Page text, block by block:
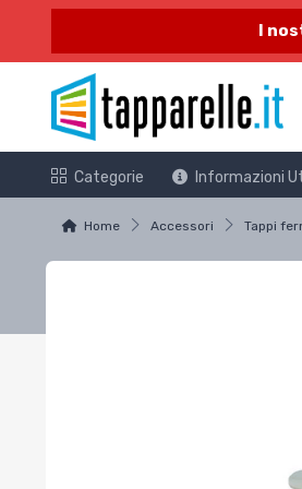
I
Categorie Informazioni
Home Accessori Tappi